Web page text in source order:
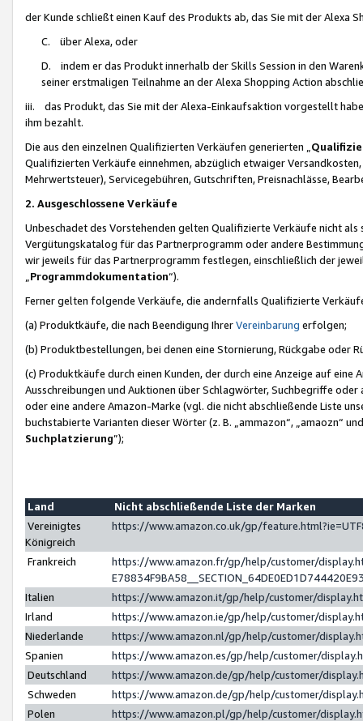
der Kunde schließt einen Kauf des Produkts ab, das Sie mit der Alexa
C. über Alexa, oder
D. indem er das Produkt innerhalb der Skills Session in den
seiner erstmaligen Teilnahme an der Alexa Shopping Action
iii. das Produkt, das Sie mit der Alexa-Einkaufsaktion vorgestellt
ihm bezahlt.
Die aus den einzelnen Qualifizierten Verkäufen generierten „
Qualifizierten Verkäufe einnehmen, abzüglich etwaiger
Mehrwertsteuer), Servicegebühren, Gutschriften, Preisnachlässe,
2. Ausgeschlossene Verkäufe
Unbeschadet des Vorstehenden gelten Qualifizierte Verkäufe nicht
Vergütungskatalog für das Partnerprogramm oder andere
wir jeweils für das Partnerprogramm festlegen, einschließlich der
Programmdokumentation“).
Ferner gelten folgende Verkäufe, die andernfalls Qualifizierte
(a) Produktkäufe, die nach Beendigung IhrerVereinbarung erfolgen;
(b) Produktbestellungen, bei denen eine Stornierung, Rückgabe oder
(c) Produktkäufe durch einen Kunden, der durch eine Anzeige auf
Ausschreibungen und Auktionen über Schlagwörter, Suchbegriffe
oder eine andere Amazon-Marke (vgl. die nicht abschließende Liste
buchstabierte Varianten dieser Wörter (z. B. „ammazon“, „amaozn“
Suchplatzierung”);
Land
Nicht abschließende Liste der Marken
Vereinigtes
Königreich
https://www.amazon.co.uk/gp/
Frankreich
https://www.amazon.fr/gp/help/customer/
Italien
https://www.amazon.it/gp/help/customer/
Irland
https://www.amazon.ie/gp/help/customer/
Niederlande
https://www.amazon.nl/gp/help/customer/
Spanien
https://www.amazon.es/gp/help/customer/
Deutschland
https://www.amazon.de/gp/help/customer/
Schweden
https://www.amazon.de/gp/help/customer/
Polen
https://www.amazon.pl/gp/help/customer/